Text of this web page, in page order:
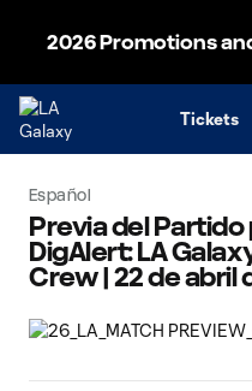
2026 Promotions
Tickets
Español
Previa del
DigAlert: LA
Crew | 22 de abril